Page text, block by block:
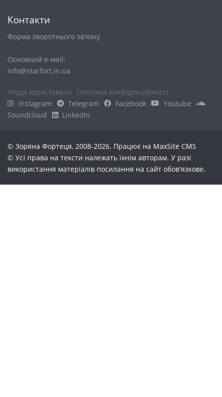
Контакти
Форма зворотнього зв'язку
Основний е-маіl:
info@starfort.in.ua
Угода користувача
Політика конфіденційності
Instagram
Telegram Facebook
Youtube
Soundcloud
LinkedIn
© Зоряна Фортеця, 2008-2026. Працює на MaxSite CMS
© Усі права на тексти належать їхнім авторам. У разі
використання матеріалів посилання на сайт обов'язкове.